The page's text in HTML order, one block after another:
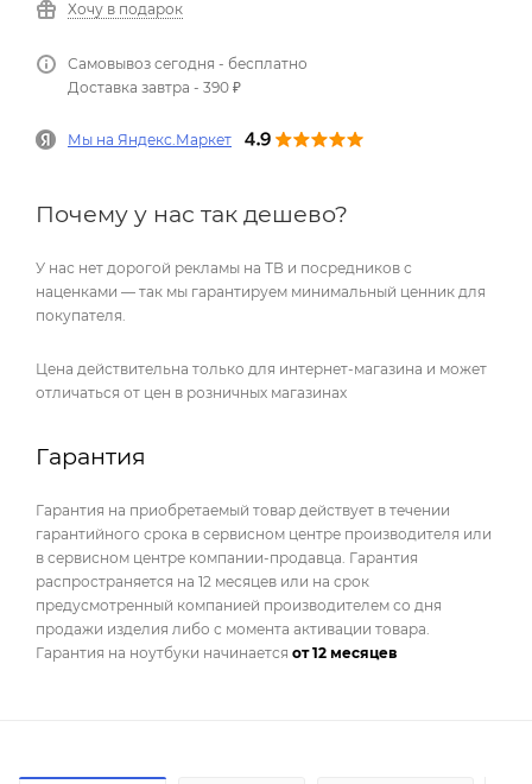
Хочу в подарок
Самовывоз сегодня - бесплатно
Доставка завтра - 390 ₽
Мы на Яндекс.Маркет
Почему у нас так дешево?
У нас нет дорогой рекламы на ТВ и посредников с
наценками — так мы гарантируем минимальный ценник для
покупателя.
Цена действительна только для интернет-магазина и может
отличаться от цен в розничных магазинах
Гарантия
Гарантия на приобретаемый товар действует в течении
гарантийного срока в сервисном центре производителя или
в сервисном центре компании-продавца. Гарантия
распространяется на 12 месяцев или на срок
предусмотренный компанией производителем со дня
продажи изделия либо с момента активации товара.
Гарантия на ноутбуки начинается от 12 месяцев